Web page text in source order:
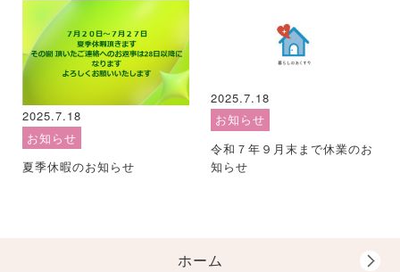
2025.7.18
お知らせ
夏季休暇のお知らせ
2025.7.18
お知らせ
令和７年９月末まで休業のお
知らせ
ホーム